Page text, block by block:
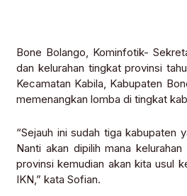
Bone Bolango, Kominfotik-
dan kelurahan tingkat provinsi
Kecamatan Kabila, Kabupaten
memenangkan lomba di tingkat
“Sejauh ini sudah tiga kabupaten
Nanti akan dipilih mana
provinsi kemudian akan kita usul
IKN,” kata Sofian.